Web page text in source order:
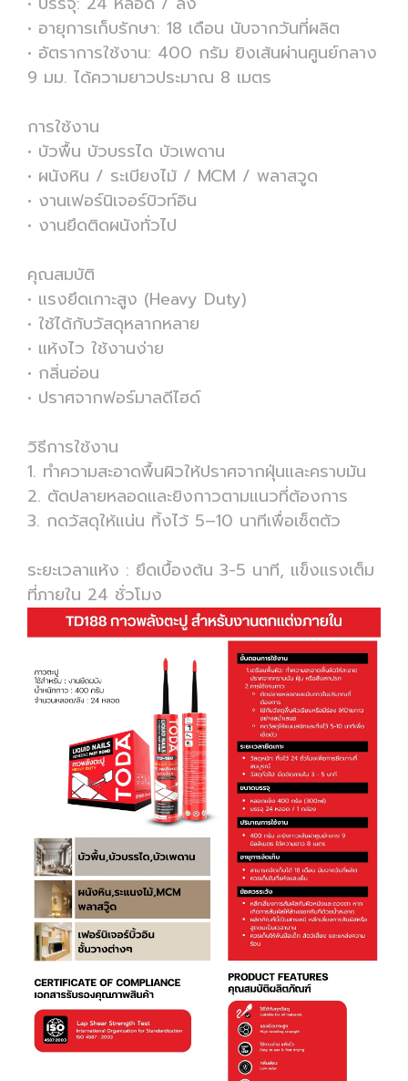
• อายุการเก็บรักษา: 18 เดือน นับจากวันที่ผลิต
• อัตราการใช้งาน: 400 กรัม ยิงเส้นผ่านศูนย์กลาง
9 มม. ได้ความยาวประมาณ 8 เมตร
การใช้งาน
• บัวพื้น บัวบรรได บัวเพดาน
• ผนังหิน / ระเบียงไม้ / MCM / พลาสวูด
• งานเฟอร์นิเจอร์บิวท์อิน
• งานยึดติดผนังทั่วไป
คุณสมบัติ
• แรงยึดเกาะสูง (Heavy Duty)
• ใช้ได้กับวัสดุหลากหลาย
• แห้งไว ใช้งานง่าย
• กลิ่นอ่อน
• ปราศจากฟอร์มาลดีไฮด์
วิธีการใช้งาน
1. ทำความสะอาดพื้นผิวให้ปราศจากฝุ่นและคราบมัน
2. ตัดปลายหลอดและยิงกาวตามแนวที่ต้องการ
3. กดวัสดุให้แน่น ทิ้งไว้ 5–10 นาทีเพื่อเซ็ตตัว
ระยะเวลาแห้ง : ยึดเบื้องต้น 3-5 นาที, แข็งแรงเต็ม
ที่ภายใน 24 ชั่วโมง